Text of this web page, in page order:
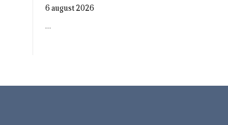
6 august 2026
…